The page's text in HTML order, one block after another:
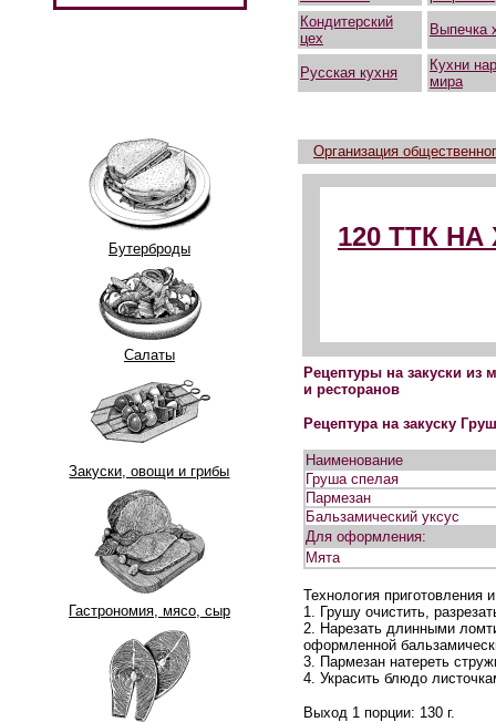
Кондитерский
цех
Выпечка
Русская кухня
Кухни
мира
Бутерброды
Салаты
Закуски, овощи и грибы
Гастрономия, мясо, сыр
Организация
120 ТТК
Рецептуры на закуски из
и ресторанов
Рецептура на закуску
Наименование
Груша спелая
Пармезан
Бальзамический уксус
Для оформления:
Мята
Технология приготовления
1. Грушу очистить,
2. Нарезать длинными
оформленной
3. Пармезан натереть
4. Украсить блюдо
Выход 1 порции: 130 г.